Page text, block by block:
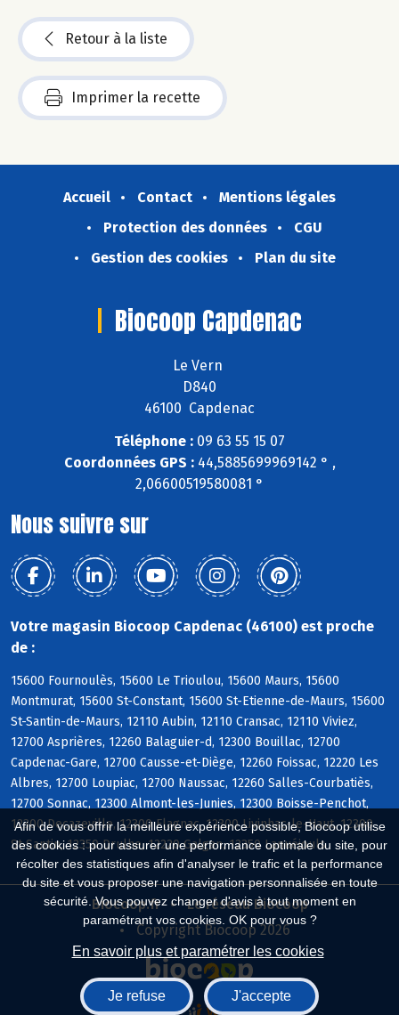
Afin de vous offrir la meilleure expérience possible, Biocoop utilise
des cookies : pour assurer une performance optimale du site, pour
récolter des statistiques afin d'analyser le trafic et la performance
du site et vous proposer une navigation personnalisée en toute
sécurité. Vous pouvez changer d'avis à tout moment en
paramétrant vos cookies. OK pour vous ?
En savoir plus et paramétrer les cookies
Je refuse J'accepte
Retour à la liste
Imprimer la recette
Accueil Contact
Mentions légales
Protection des données
CGU
Gestion des cookies
Plan du site
Biocoop Capdenac
Le Vern
D840
46100 Capdenac
Téléphone : 09 63 55 15 07
Coordonnées GPS :44,5885699969142 ° ,
2,06600519580081 °
Nous suivre sur
Votre magasin Biocoop Capdenac (46100) est proche
de :
15600 Fournoulès, 15600 Le Trioulou, 15600 Maurs, 15600
Montmurat, 15600 St-Constant, 15600 St-Etienne-de-Maurs, 15600
St-Santin-de-Maurs, 12110 Aubin, 12110 Cransac, 12110 Viviez,
12700 Asprières, 12260 Balaguier-d, 12300 Bouillac, 12700
Capdenac-Gare, 12700 Causse-et-Diège, 12260 Foissac, 12220 Les
Albres, 12700 Loupiac, 12700 Naussac, 12260 Salles-Courbatiès,
12700 Sonnac, 12300 Almont-les-Junies, 12300 Boisse-Penchot,
12300 Decazeville, 12300 Flagnac, 12300 Livinhac-le-Haut, 12300
St-Santin, 12350 Drulhe, 12220 Galgan, 12350 Lanuéjouls
Biocoop.fr
Le réseau Biocoop
Copyright Biocoop 2026